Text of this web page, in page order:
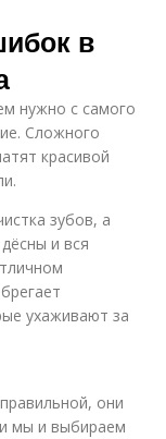
в
нужно с самого
Сложного
красивой
зубов, а
и вся
ухаживают за
они
мы и выбираем